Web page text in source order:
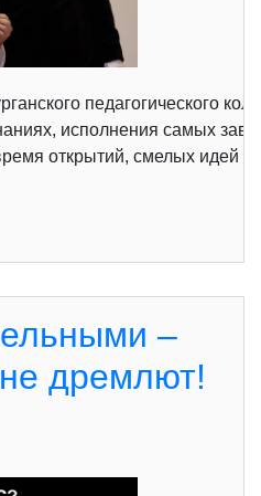
педагогического
исполнения самых
открытий, смелых идей
–
дремлют!